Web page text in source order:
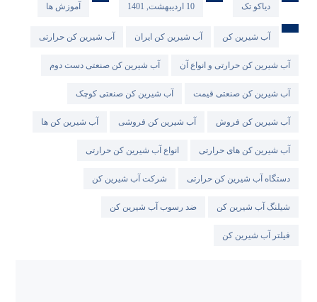
دیاکو تک 10 اردیبهشت, 1401 آموزش ها
آب شیرین کن آب شیرین کن ایران آب شیرین کن حرارتی
آب شیرین کن حرارتی و انواع آن آب شیرین کن صنعتی دست دوم
آب شیرین کن صنعتی قیمت آب شیرین کن صنعتی کوچک
آب شیرین کن فروش آب شیرین کن فروشی آب شیرین کن ها
آب شیرین کن های حرارتی انواع آب شیرین کن حرارتی
دستگاه آب شیرین کن حرارتی شرکت آب شیرین کن
شیلنگ آب شیرین کن ضد رسوب آب شیرین کن
فیلتر آب شیرین کن